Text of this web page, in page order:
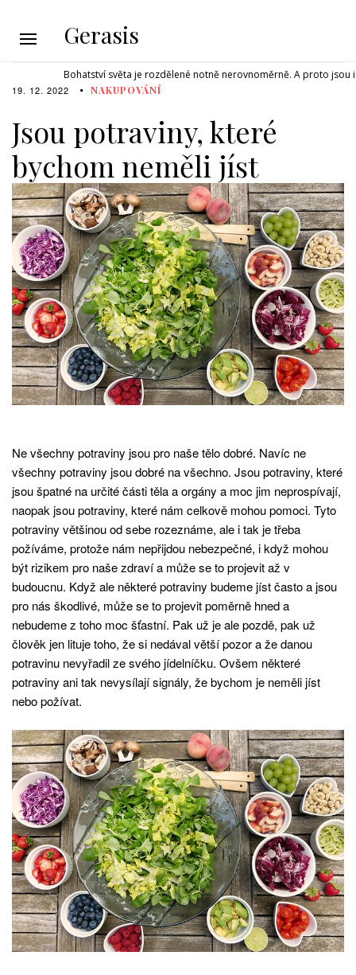
Gerasis
Bohatství světa je rozdělené notně nerovnoměrně. A proto
19. 12. 2022 NAKUPOVÁNÍ
Jsou potraviny, které
bychom neměli jíst
Ne všechny potraviny jsou pro naše tělo dobré. Navíc ne
všechny potraviny jsou dobré na všechno. Jsou potraviny, které
jsou špatné na určité části těla a orgány a moc jim neprospívají,
naopak jsou potraviny, které nám celkově mohou pomoci. Tyto
potraviny většinou od sebe rozeznáme, ale i tak je třeba
požíváme, protože nám nepřijdou nebezpečné, i když mohou
být rizikem pro naše zdraví a může se to projevit až v
budoucnu. Když ale některé potraviny budeme jíst často a jsou
pro nás škodlivé, může se to projevit poměrně hned a
nebudeme z toho moc šťastní. Pak už je ale pozdě, pak už
člověk jen lituje toho, že si nedával větší pozor a že danou
potravinu nevyřadil ze svého jídelníčku. Ovšem některé
potraviny ani tak nevysílají signály, že bychom je neměli jíst
nebo požívat.